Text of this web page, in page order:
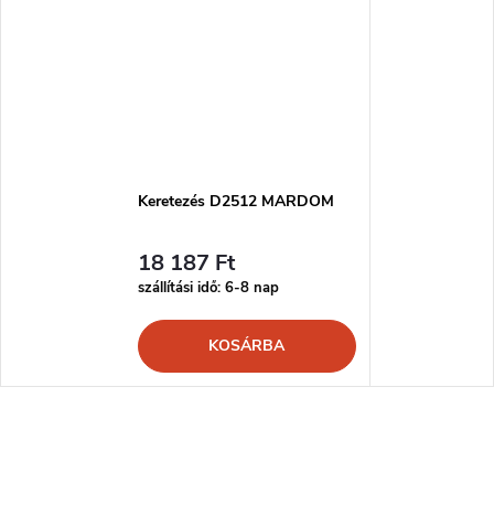
Keretezés D2512 MARDOM
18 187 Ft
szállítási idő: 6-8 nap
KOSÁRBA